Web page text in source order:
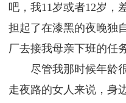
吧，我11岁或者12岁，
担起了在漆黑的夜晚独
厂去接我母亲下班的任务
尽管我那时候年龄
走夜路的女人来说，身